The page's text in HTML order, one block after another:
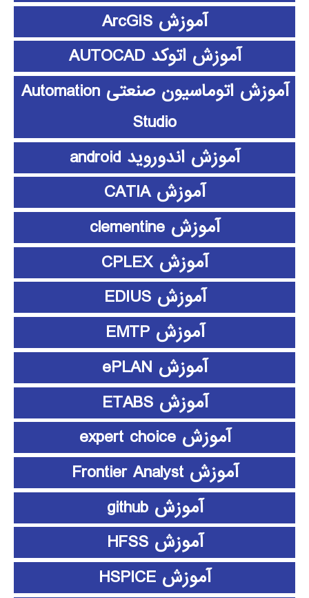
آموزش ArcGIS
آموزش اتوکد AUTOCAD
آموزش اتوماسیون صنعتی Automation
Studio
آموزش اندوروید android
آموزش CATIA
آموزش clementine
آموزش CPLEX
آموزش EDIUS
آموزش EMTP
آموزش ePLAN
آموزش ETABS
آموزش expert choice
آموزش Frontier Analyst
آموزش github
آموزش HFSS
آموزش HSPICE